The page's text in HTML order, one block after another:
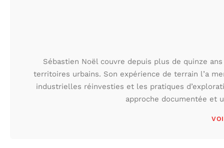
Sébastien Noël couvre depuis plus de quinze
territoires urbains. Son expérience de terrain l’a
industrielles réinvesties et les pratiques
approche documentée et